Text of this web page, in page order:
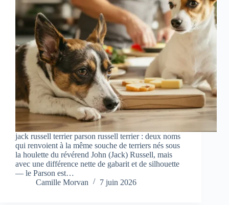
jack russell terrier parson russell terrier : deux noms
qui renvoient à la même souche de terriers nés sous
la houlette du révérend John (Jack) Russell, mais
avec une différence nette de gabarit et de silhouette
— le Parson est…
Camille Morvan
7 juin 2026